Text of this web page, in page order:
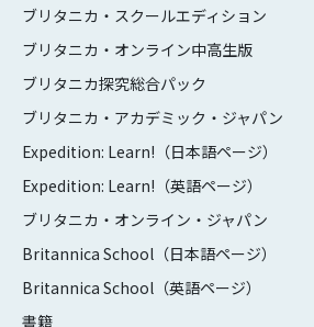
ブリタニカ・スクールエディション
ブリタニカ・オンライン中高生版
ブリタニカ探究総合パック
ブリタニカ・アカデミック・ジャパン
Expedition: Learn!（日本語ページ）
Expedition: Learn!（英語ページ）
ブリタニカ・オンライン・ジャパン
Britannica School（日本語ページ）
Britannica School（英語ページ）
書籍